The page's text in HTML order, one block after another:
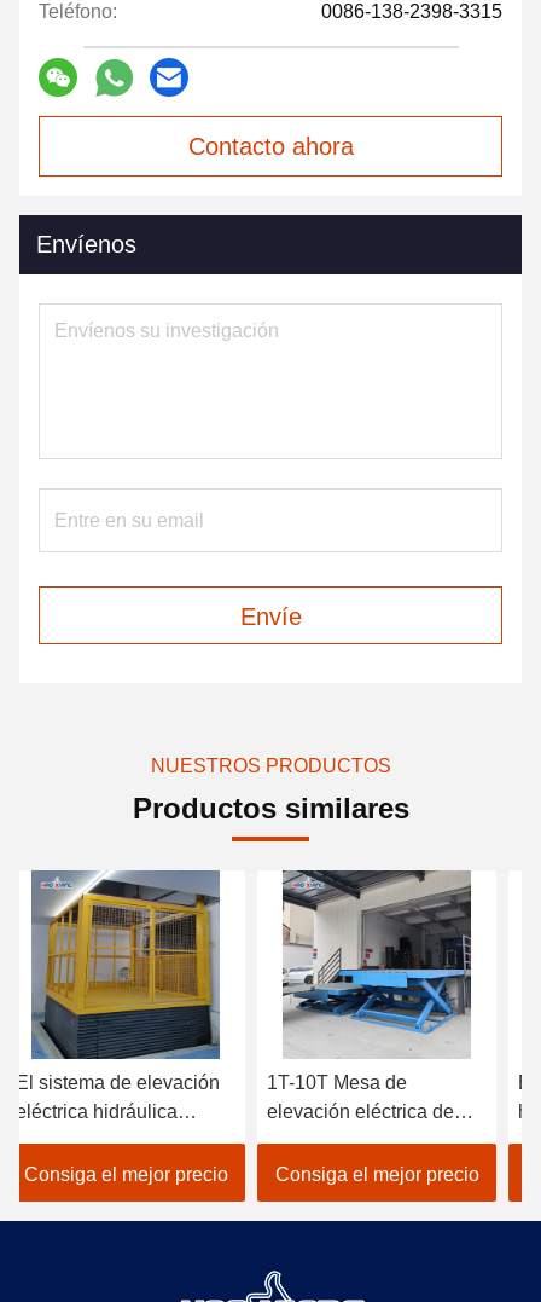
Teléfono: 0086-138-2398-3315
Contacto ahora
Envíenos
Envíe
NUESTROS PRODUCTOS
Productos similares
El sistema de elevación
eléctrica hidráulica
antiderrapante 10000 kg
Consiga el mejor precio
1T-10T Mesa de
elevación eléctrica de
paletas plataforma de
elevación eléctrica de
tijeras
Consiga el mejor precio